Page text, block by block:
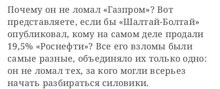
Почему он не ломал «Газпром»? Вот
представляете, если бы «Шалтай-Болтай»
опубликовал, кому на самом деле продали
19,5% «Роснефти»? Все его взломы были
самые разные, объединяло их только одно:
он не ломал тех, за кого могли всерьез
начать разбираться силовики.